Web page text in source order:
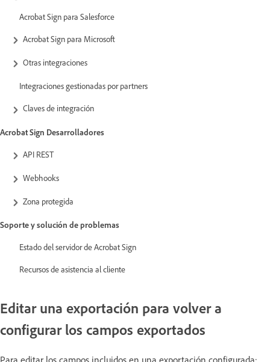
Acrobat Sign para Salesforce
Acrobat Sign para Microsoft
Otras integraciones
Integraciones gestionadas por partners
Claves de integración
Acrobat Sign Desarrolladores
API REST
Webhooks
Zona protegida
Soporte y solución de problemas
Estado del servidor de Acrobat Sign
Recursos de asistencia al cliente
Editar una exportación para volver a
configurar los campos exportados
Para editar los campos incluidos en una exportación configurada: